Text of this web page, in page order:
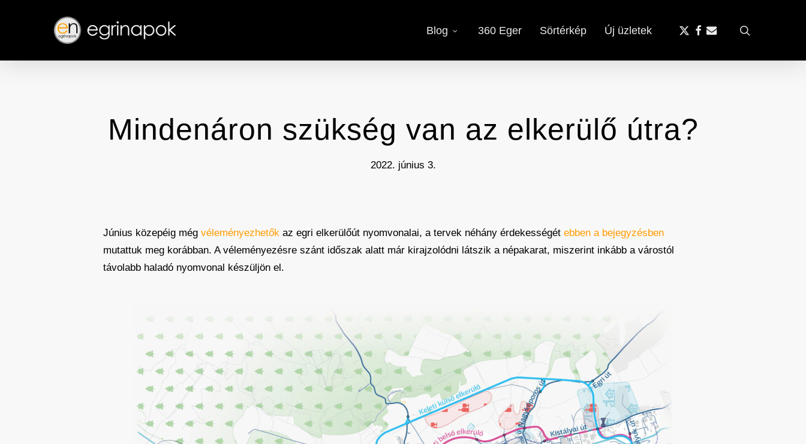
content
Blog 360 Eger Sörtérkép Új üzletek
x-
facebook
email
Mindenáron szükség van az elkerülő útra?
2022. június 3.
Június közepéig még véleményezhetők az egri elkerülőút nyomvonalai, a tervek néhány érdekességét ebben a bejegyzésben
mutattuk meg korábban. A véleményezésre szánt időszak alatt már kirajzolódni látszik a népakarat, miszerint inkább a várostól
távolabb haladó nyomvonal készüljön el.